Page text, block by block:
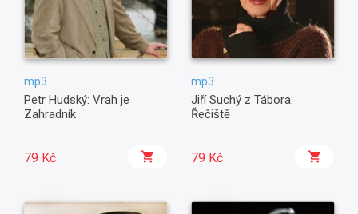
mp3
Petr Hudský: Vrah je
Zahradník
79 Kč
mp3
Jiří Suchý z Tábora:
Řečiště
79 Kč